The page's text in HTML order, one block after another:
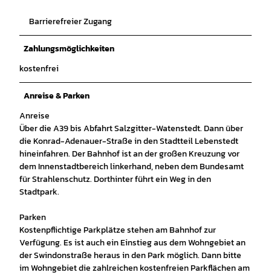
Barrierefreier Zugang
Zahlungsmöglichkeiten
kostenfrei
Anreise & Parken
Anreise
Über die A39 bis Abfahrt Salzgitter-Watenstedt. Dann über
die Konrad-Adenauer-Straße in den Stadtteil Lebenstedt
hineinfahren. Der Bahnhof ist an der großen Kreuzung vor
dem Innenstadtbereich linkerhand, neben dem Bundesamt
für Strahlenschutz. Dorthinter führt ein Weg in den
Stadtpark.
Parken
Kostenpflichtige Parkplätze stehen am Bahnhof zur
Verfügung. Es ist auch ein Einstieg aus dem Wohngebiet an
der Swindonstraße heraus in den Park möglich. Dann bitte
im Wohngebiet die zahlreichen kostenfreien Parkflächen am